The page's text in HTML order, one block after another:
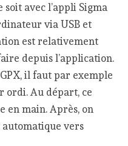
avec l’appli Sigma
via USB et
est relativement
depuis l’application.
il faut par exemple
ordi. Au départ, ce
en main. Après, on
vers